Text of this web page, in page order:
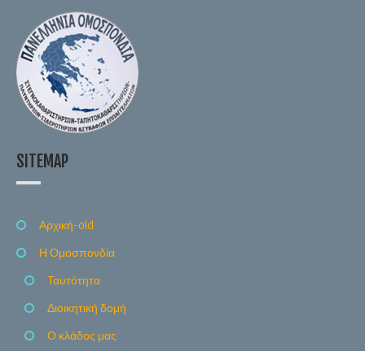
SITEMAP
Αρχική-old
Η Ομοσπονδία
Ταυτότητα
Διοικητική δομή
Ο κλάδος μας